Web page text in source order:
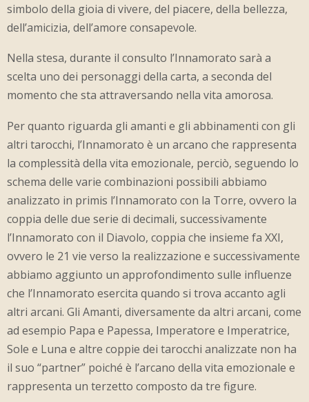
simbolo della gioia di vivere, del piacere, della bellezza,
dell’amicizia, dell’amore consapevole.
Nella stesa, durante il consulto l’Innamorato sarà a
scelta uno dei personaggi della carta, a seconda del
momento che sta attraversando nella vita amorosa.
Per quanto riguarda gli amanti e gli abbinamenti con gli
altri tarocchi, l’Innamorato è un arcano che rappresenta
la complessità della vita emozionale, perciò, seguendo lo
schema delle varie combinazioni possibili abbiamo
analizzato in primis l’Innamorato con la Torre, ovvero la
coppia delle due serie di decimali, successivamente
l’Innamorato con il Diavolo, coppia che insieme fa XXI,
ovvero le 21 vie verso la realizzazione e successivamente
abbiamo aggiunto un approfondimento sulle influenze
che l’Innamorato esercita quando si trova accanto agli
altri arcani. Gli Amanti, diversamente da altri arcani, come
ad esempio Papa e Papessa, Imperatore e Imperatrice,
Sole e Luna e altre coppie dei tarocchi analizzate non ha
il suo “partner” poiché è l’arcano della vita emozionale e
rappresenta un terzetto composto da tre figure.